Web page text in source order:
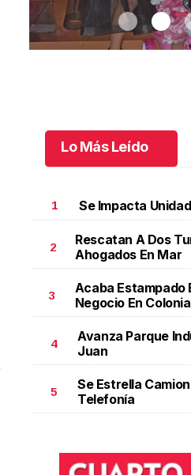
Un día especial para Aniela
Aniela María
Octubre 02 l
Lo Más Leído
1 Se Impacta
2
Rescatan A Dos
Ahogados En Mar
3
Acaba Estampado
Negocio En Colonia
4
Avanza Parque
Juan
5
Se Estrella
Telefonía